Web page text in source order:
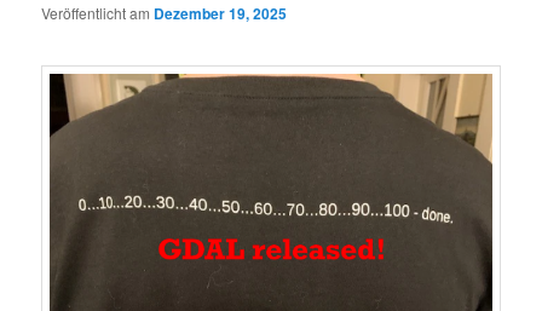
Veröffentlicht am Dezember 19, 2025